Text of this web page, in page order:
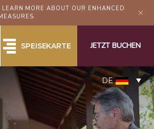
MORE ABOUT OUR ENHANCED
SPEISEKARTE
DE
JETZT BUCHEN